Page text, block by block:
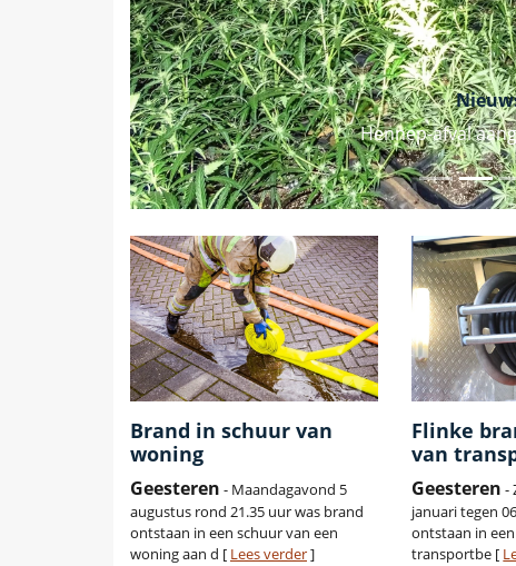
Hennep-afval
Brand in schuur van
woning
Geesteren - Maandagavond 5
augustus rond 21.35 uur was brand
ontstaan in een schuur van een
woning aan d [ Lees verder]
Flinke
van
Geesteren -
januari tegen
ontstaan in
transportbe [